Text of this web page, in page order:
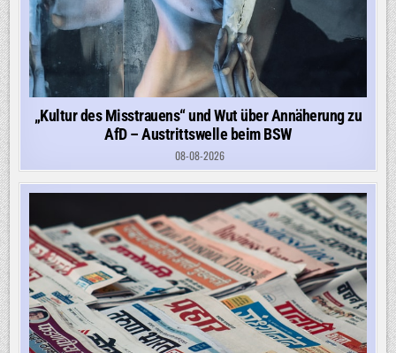
„Kultur des Misstrauens“ und Wut über Annäherung zu
AfD – Austrittswelle beim BSW
08-08-2026